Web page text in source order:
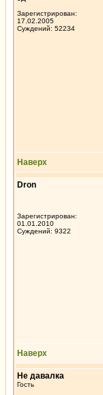
Зарегистрирован:
17.02.2005
Суждений: 52234
Наверх
Dron
Зарегистрирован:
01.01.2010
Суждений: 9322
Наверх
Не давалка
Гость